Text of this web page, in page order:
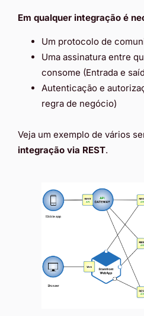
Em qualquer integração é
Um protocolo de
Uma assinatura entre
consome (Entrada e
Autenticação e
regra de negócio)
Veja um exemplo de vários
integração via REST.